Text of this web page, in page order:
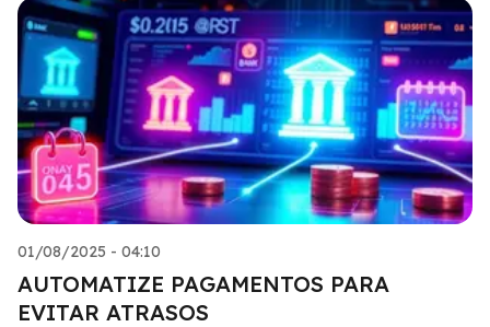
01/08/2025 - 04:10
AUTOMATIZE PAGAMENTOS PARA
EVITAR ATRASOS